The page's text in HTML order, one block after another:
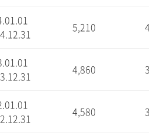
5,210
4,860
4,580